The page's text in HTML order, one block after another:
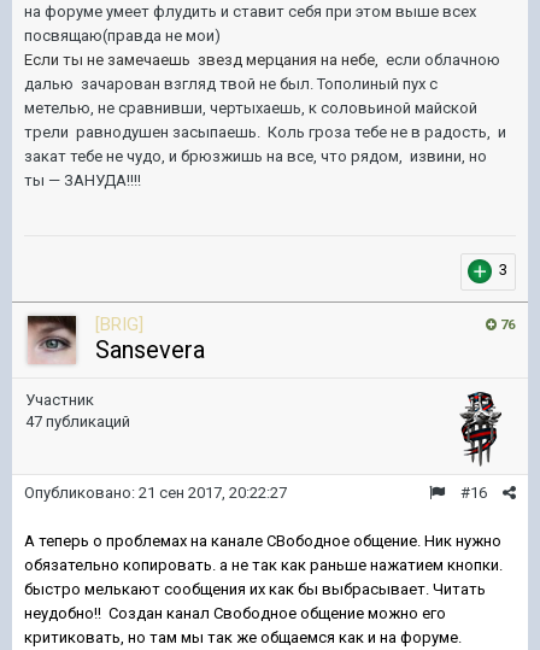
на форуме умеет флудить и ставит себя при этом выше всех
посвящаю(правда не мои)
Если ты не замечаешь звезд мерцания на небе, если облачною
далью зачарован взгляд твой не был. Тополиный пух с
метелью, не сравнивши, чертыхаешь, к соловьиной майской
трели равнодушен засыпаешь. Коль гроза тебе не в радость, и
закат тебе не чудо, и брюзжишь на все, что рядом, извини, но
ты — ЗАНУДА!!!!
3
76
[BRIG]
Sansevera
Участник
47 публикаций
#16
Опубликовано: 21 сен 2017, 20:22:27
А теперь о проблемах на канале СВободное общение. Ник нужно
обязательно копировать. а не так как раньше нажатием кнопки.
быстро мелькают сообщения их как бы выбрасывает. Читать
неудобно!! Создан канал Свободное общение можно его
критиковать, но там мы так же общаемся как и на форуме.